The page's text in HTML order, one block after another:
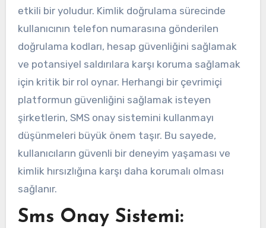
etkili bir yoludur. Kimlik doğrulama sürecinde
kullanıcının telefon numarasına gönderilen
doğrulama kodları, hesap güvenliğini sağlamak
ve potansiyel saldırılara karşı koruma sağlamak
için kritik bir rol oynar. Herhangi bir çevrimiçi
platformun güvenliğini sağlamak isteyen
şirketlerin, SMS onay sistemini kullanmayı
düşünmeleri büyük önem taşır. Bu sayede,
kullanıcıların güvenli bir deneyim yaşaması ve
kimlik hırsızlığına karşı daha korumalı olması
sağlanır.
Sms Onay Sistemi: